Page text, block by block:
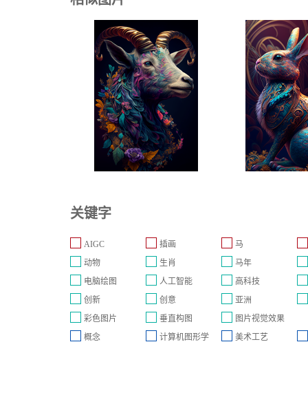
关键字
AIGC 插画
马
动物
生肖
马年
电脑绘图
人工智能
高科技
创新
创意
亚洲
彩色图片
垂直构图
图片视觉效果
概念
计算机图形学 美术工艺